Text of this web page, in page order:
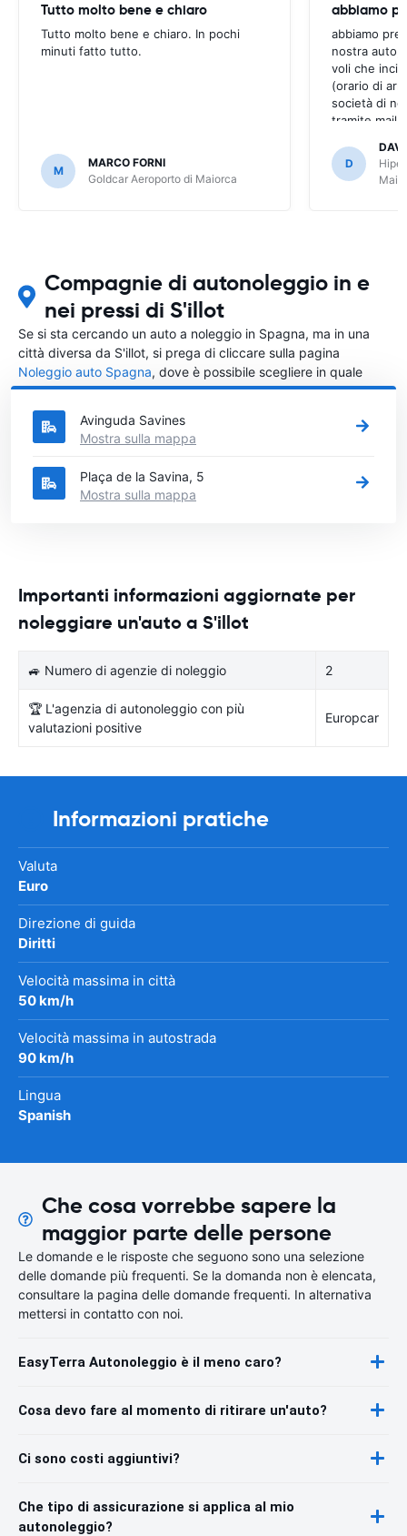
Tutto molto bene e chiaro
Tutto molto bene e chiaro. In pochi
minuti fatto tutto.
M
MARCO FORNI
Goldcar Aeroporto di Maiorca
abbiamo
nostra auto,
voli che
(orario di
società di
tramite mail
liscio.
bene
D
Compagnie di autonoleggio in e
nei pressi di S'illot
Se si sta cercando un auto a noleggio in Spagna, ma in una
città diversa da S'illot, si prega di cliccare sulla pagina
Noleggio auto Spagna, dove è possibile scegliere in quale
città in Spagna si vuole noleggiare l'auto.
Avinguda Savines
Mostra sulla mappa
Plaça de la Savina, 5
Mostra sulla mappa
Importanti informazioni aggiornate per
noleggiare un'auto a S'illot
🚙 Numero di agenzie di noleggio 2
🏆 L'agenzia di autonoleggio con più
valutazioni positive
Europcar
Informazioni pratiche
Valuta
Euro
Direzione di guida
Diritti
Velocità massima in città
50 km/h
Velocità massima in autostrada
90 km/h
Lingua
Spanish
Che cosa vorrebbe sapere la
maggior parte delle persone
Le domande e le risposte che seguono sono una selezione
delle domande più frequenti. Se la domanda non è elencata,
consultare la pagina delle domande frequenti. In alternativa
mettersi in contatto con noi.
EasyTerra Autonoleggio è il meno caro?
Cosa devo fare al momento di ritirare un'auto?
Ci sono costi aggiuntivi?
Che tipo di assicurazione si applica al mio
autonoleggio?